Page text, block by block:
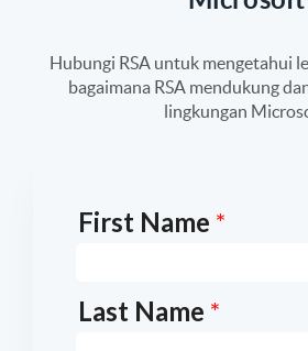
Hubungi RSA untuk mengetahui
bagaimana RSA mendukung
lingkungan